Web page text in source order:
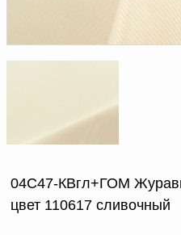
04С47-КВгл+ГОМ
цвет 110617 сливочный